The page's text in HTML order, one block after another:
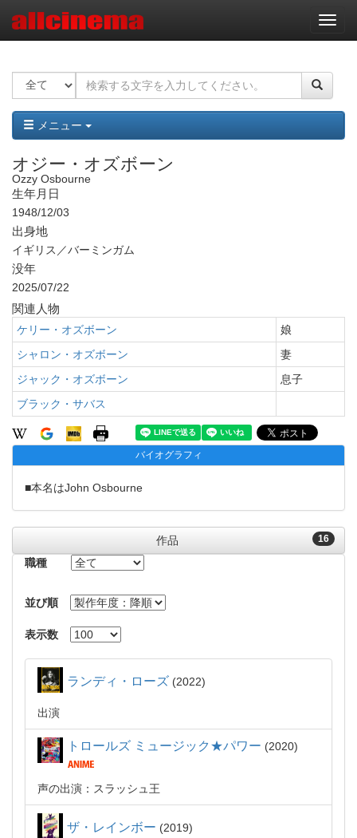
ナ
ビ
ー
ョ
ン
メニュー
オジー・オズボーン
Ozzy Osbourne
生年月日
1948/12/03
出身地
イギリス／バーミンガム
没年
2025/07/22
関連人物
ケリー・オズボーン
娘
シャロン・オズボーン
妻
ジャック・オズボーン
息子
ブラック・サバス
バイオグラフィ
■本名はJohn Osbourne
16
作品
職種
並び順
表示数
ランディ・ローズ 2022
出演
トロールズ ミュージック★パワー 2020
声の出演：スラッシュ王
ザ・レインボー 2019